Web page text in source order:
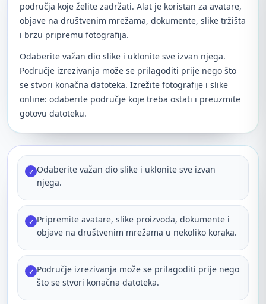
područja koje želite zadržati. Alat je koristan za avatare,
objave na društvenim mrežama, dokumente, slike tržišta
i brzu pripremu fotografija.
Odaberite važan dio slike i uklonite sve izvan njega.
Područje izrezivanja može se prilagoditi prije nego što
se stvori konačna datoteka. Izrežite fotografije i slike
online: odaberite područje koje treba ostati i preuzmite
gotovu datoteku.
✓ Odaberite važan dio slike i uklonite sve izvan
njega.
✓ Pripremite avatare, slike proizvoda, dokumente i
objave na društvenim mrežama u nekoliko koraka.
✓ Područje izrezivanja može se prilagoditi prije nego
što se stvori konačna datoteka.